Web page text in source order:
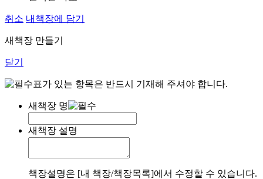
취소 내책장에 담기
새책장 만들기
닫기
표가 있는 항목은 반드시 기재해 주셔야 합니다.
새책장 명
새책장 설명
책장설명은 [내 책장/책장목록]에서 수정할 수 있습니다.